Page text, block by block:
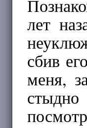
лет
сбив
меня,